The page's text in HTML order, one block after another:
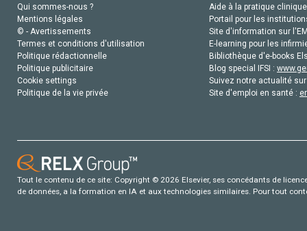
Qui sommes-nous ?
Mentions légales
© - Avertissements
Termes et conditions d'utilisation
Politique rédactionnelle
Politique publicitaire
Cookie settings
Politique de la vie privée
Aide à la pratique
Portail pour les
Site d'information sur
E-learning pour les
Bibliothèque d'e-books
Blog special IFSI :
Suivez notre actualité
Site d'emploi en santé :
Tout le contenu de ce site: Copyright © 2026 Elsevier, ses concédants de
de données, a la formation en IA et aux technologies similaires. Pour tout